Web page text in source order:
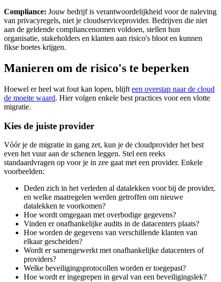
Compliance: Jouw bedrijf is verantwoordelijkheid voor de naleving
van privacyregels, niet je cloudserviceprovider. Bedrijven die niet
aan de geldende compliancenormen voldoen, stellen hun
organisatie, stakeholders en klanten aan risico's bloot en kunnen
fikse boetes krijgen.
Manieren om de risico's te beperken
Hoewel er heel wat fout kan lopen, blijft een overstap naar de cloud
de moeite waard. Hier volgen enkele best practices voor een vlotte
migratie.
Kies de juiste provider
Vóór je de migratie in gang zet, kun je de cloudprovider het best
even het vuur aan de schenen leggen. Stel een reeks
standaardvragen op voor je in zee gaat met een provider. Enkele
voorbeelden:
Deden zich in het verleden al datalekken voor bij de provider,
en welke maatregelen werden getroffen om nieuwe
datalekken te voorkomen?
Hoe wordt omgegaan met overbodige gegevens?
Vinden er onafhankelijke audits in de datacenters plaats?
Hoe worden de gegevens van verschillende klanten van
elkaar gescheiden?
Wordt er samengewerkt met onafhankelijke datacenters of
providers?
Welke beveiligingsprotocollen worden er toegepast?
Hoe wordt er ingegrepen in geval van een beveiligingslek?